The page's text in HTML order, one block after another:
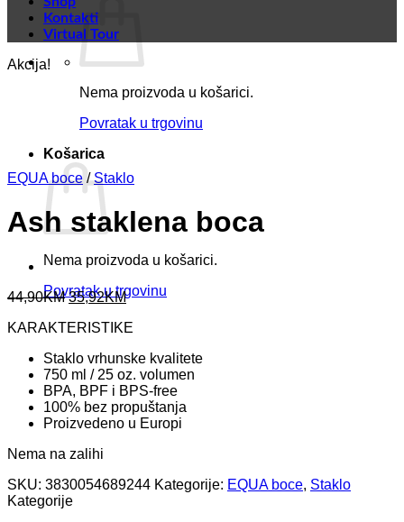
Nema proizvoda u košarici.
Povratak u trgovinu
Košarica
Nema proizvoda u košarici.
Povratak u trgovinu
Kontakti
Virtual Tour
Akcija!
EQUA boce / Staklo
Ash staklena boca
44,90KMOriginal
was:
35,92KMCurrent
is:
KARAKTERISTIKE
Staklo vrhunske kvalitete
750 ml / 25 oz. volumen
BPA, BPF i BPS-free
100% bez propuštanja
Proizvedeno u Europi
Nema na zalihi
SKU: 3830054689244 Kategorije: EQUA boce, Staklo
Kategorije